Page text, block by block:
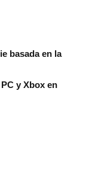
basada en la
y Xbox en